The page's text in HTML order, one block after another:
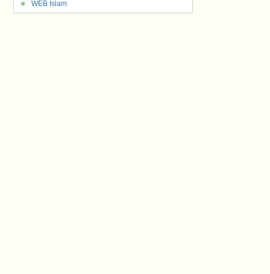
WEB Islam